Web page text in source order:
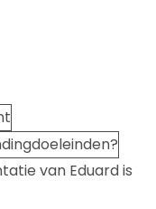
van Eduard is